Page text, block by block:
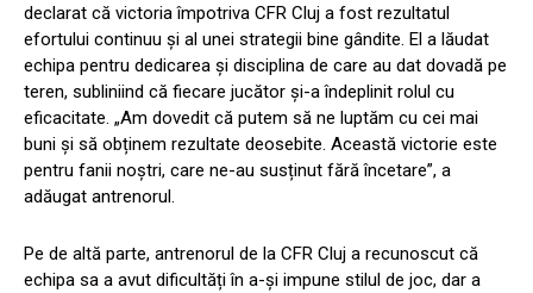
declarat că victoria împotriva CFR Cluj a fost rezultatul
efortului continuu și al unei strategii bine gândite. El a lăudat
echipa pentru dedicarea și disciplina de care au dat dovadă pe
teren, subliniind că fiecare jucător și-a îndeplinit rolul cu
eficacitate. „Am dovedit că putem să ne luptăm cu cei mai
buni și să obținem rezultate deosebite. Această victorie este
pentru fanii noștri, care ne-au susținut fără încetare”, a
adăugat antrenorul.
Pe de altă parte, antrenorul de la CFR Cluj a recunoscut că
echipa sa a avut dificultăți în a-și impune stilul de joc, dar a